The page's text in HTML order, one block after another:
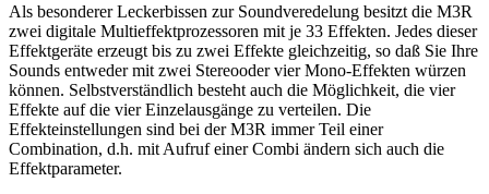
Als besonderer Leckerbissen zur Soundveredelung besitzt die M3R
zwei digitale Multieffektprozessoren mit je 33 Effekten. Jedes dieser
Effektgeräte erzeugt bis zu zwei Effekte gleichzeitig, so daß Sie Ihre
Sounds entweder mit zwei Stereooder vier Mono-Effekten würzen
können. Selbstverständlich besteht auch die Möglichkeit, die vier
Effekte auf die vier Einzelausgänge zu verteilen. Die
Effekteinstellungen sind bei der M3R immer Teil einer
Combination, d.h. mit Aufruf einer Combi ändern sich auch die
Effektparameter.